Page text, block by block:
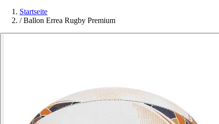
Startseite
/ Ballon Errea Rugby Premium